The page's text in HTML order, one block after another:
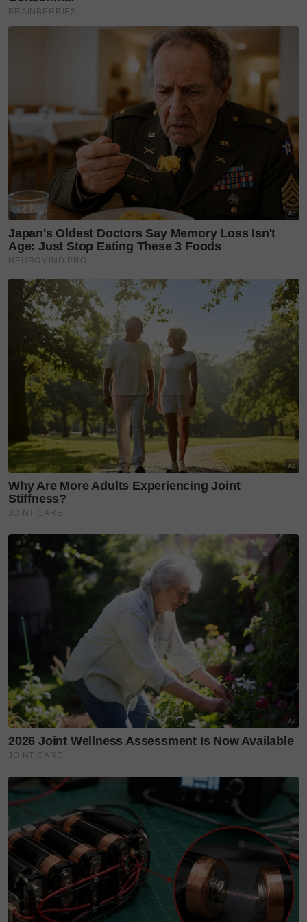
jenis lain pada muka yang dilakukan semata-mata
“Masyarakat Malaysia harus sedar bahawa perkara
sebegini dapat kita elakkan dengan baik dan boleh
diatasi pada masa akan datang.
Justeru, beliau berkongsi lima trend kecantikan yang
boleh dipraktikkan:
Nak kulit wajah sihat, cantik. Bukan
sekadar wang tapi kena rajin. Amalkan 3 basic utama
dulu
Mekap tidak tebal atau minimalis
Kebergantungan atau kekerapan memakai
mekap selalu juga tidak elok untuk kulit wajah.
Kita juga perlu memberi ruang untuk kulit
wajah bebas sekejap dari memakai make up.
Sesetengah mekap yang dipakai juga
kimia yang bahaya dan memberi alahan kepada
Justeru katanya, masyarakat kena sentiasa
berdisiplin dan konsisten dalam menjaga kulit
wajah dengan betul.
Apabila kulit sihat maka dengan tersendirinya
akan nampak berseri dan cerah. Ini memberi
lebih keyakinan untuk seseorang tampil tanpa
memakai mekap apabila keluar di khalayak
ramai.